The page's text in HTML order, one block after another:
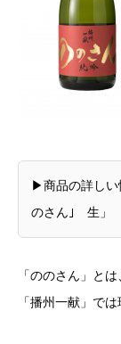
▶商品の詳し
のさん｣ 生」
「ののさん」と
「播州一献」で